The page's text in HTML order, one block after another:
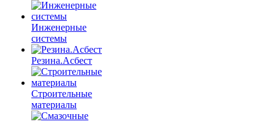
Инженерные
системы
Резина.Асбест
Строительные
материалы